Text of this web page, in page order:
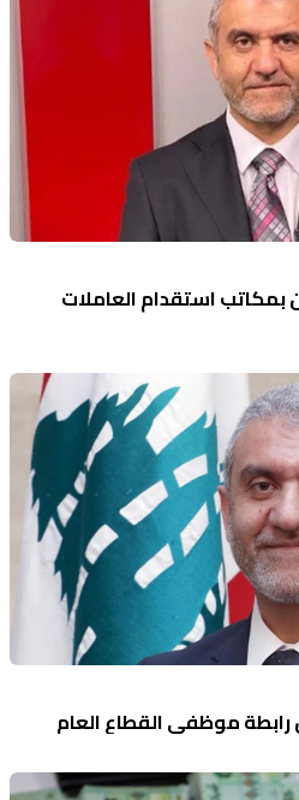
بمكاتب استقدام العاملات
موظفي القطاع العام